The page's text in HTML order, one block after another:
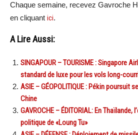
Chaque semaine, recevez Gavroche
en cliquant ici.
A Lire Aussi:
SINGAPOUR – TOURISME : Singapore
standard de luxe pour les vols long-
ASIE – GÉOPOLITIQUE : Pékin poursuit
Chine
GAVROCHE – ÉDITORIAL: En Thaïlande,
politique de «Loung Tu»